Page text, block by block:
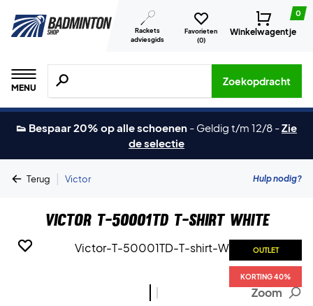
Rackets
adviesgids
Favorieten
(0)
0
Winkelwagentje
MENU
Zoeken naar producten, merken etc.
Zoekopdracht
👟 Bespaar 20% op alle schoenen - Geldig t/m 12/8 -Zie
de selectie
Terug | Victor Hulp nodig?
Victor T-50001TD T-shirt White
OUTLET
KORTING 40%
OUTLET
KORTING 40%
Zoom